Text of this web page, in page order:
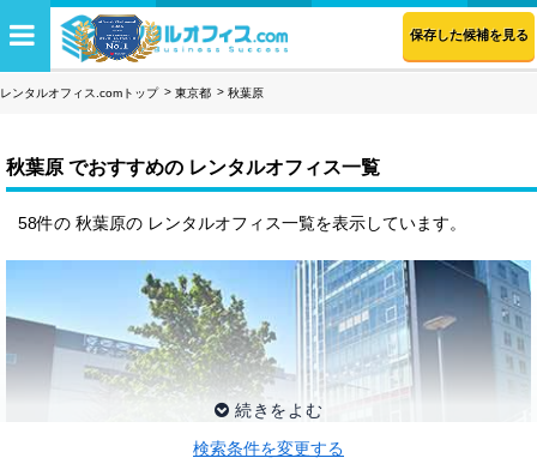
保存した候補を見る
レンタルオフィス.comトップ 東京都 秋葉原
秋葉原 でおすすめの レンタルオフィス一覧
58件の 秋葉原の レンタルオフィス一覧を表示しています。
検索条件を変更する